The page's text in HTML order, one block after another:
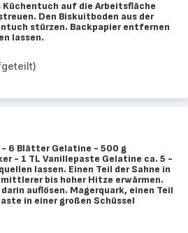
Küchentuch auf die Arbeitsfläche
Den Biskuitboden aus der
stürzen. Backpapier entfernen
lassen.
- 6 Blätter Gelatine - 500 g
- 1 TL Vanillepaste Gelatine ca. 5 -
lassen. Einen Teil der Sahne in
bis hoher Hitze erwärmen.
auflösen. Magerquark, einen Teil
in einer großen Schüssel